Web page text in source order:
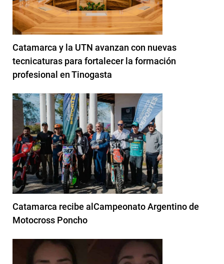
Catamarca y la UTN avanzan con nuevas
tecnicaturas para fortalecer la formación
profesional en Tinogasta
Catamarca recibe alCampeonato Argentino de
Motocross Poncho